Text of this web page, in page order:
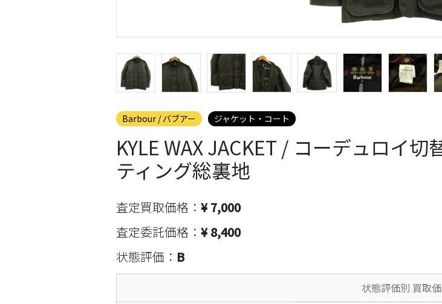
Barbour / バブアー ジャケット・コート
KYLE WAX JACKET / コーデュロイ
ティング総裏地
査定買取価格： ¥ 7,000
査定委託価格： ¥ 8,400
状態評価： B
状態評価別 買取